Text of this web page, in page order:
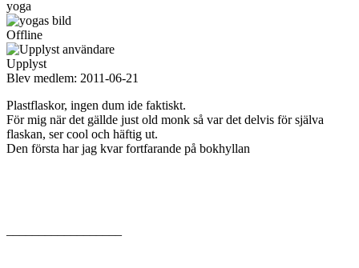
yoga
Offline
Upplyst
Blev medlem: 2011-06-21
Plastflaskor, ingen dum ide faktiskt.
För mig när det gällde just old monk så var det delvis för själva
flaskan, ser cool och häftig ut.
Den första har jag kvar fortfarande på bokhyllan